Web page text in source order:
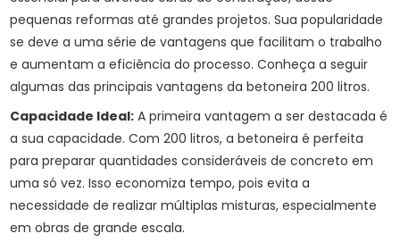
pequenas reformas até grandes projetos. Sua popularidade
se deve a uma série de vantagens que facilitam o trabalho
e aumentam a eficiência do processo. Conheça a seguir
algumas das principais vantagens da betoneira 200 litros.
Capacidade Ideal: A primeira vantagem a ser destacada é
a sua capacidade. Com 200 litros, a betoneira é perfeita
para preparar quantidades consideráveis de concreto em
uma só vez. Isso economiza tempo, pois evita a
necessidade de realizar múltiplas misturas, especialmente
em obras de grande escala.